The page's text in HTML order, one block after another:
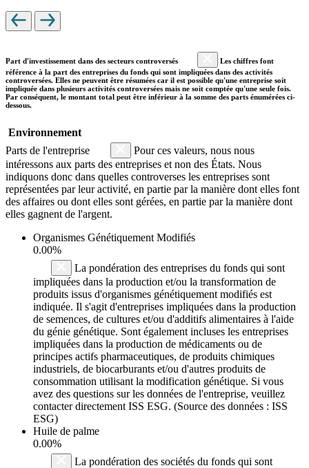
Part d'investissement dans des secteurs controversés
Les chiffres font
référence à la part des entreprises du fonds qui sont impliquées dans des activités
controversées. Elles ne peuvent être résumées car il est possible qu'une entreprise soit
impliquée dans plusieurs activités controversées mais ne soit comptée qu'une seule fois.
Par conséquent, le montant total peut être inférieur à la somme des parts énumérées ci-
dessous.
Environnement
Parts de l'entreprise
Pour ces valeurs, nous nous
intéressons aux parts des entreprises et non des États. Nous
indiquons donc dans quelles controverses les entreprises sont
représentées par leur activité, en partie par la manière dont elles font
des affaires ou dont elles sont gérées, en partie par la manière dont
elles gagnent de l'argent.
Organismes Génétiquement Modifiés
0.00%
La pondération des entreprises du fonds qui sont
impliquées dans la production et/ou la transformation de
produits issus d'organismes génétiquement modifiés est
indiquée. Il s'agit d'entreprises impliquées dans la production
de semences, de cultures et/ou d'additifs alimentaires à l'aide
du génie génétique. Sont également incluses les entreprises
impliquées dans la production de médicaments ou de
principes actifs pharmaceutiques, de produits chimiques
industriels, de biocarburants et/ou d'autres produits de
consommation utilisant la modification génétique. Si vous
avez des questions sur les données de l'entreprise, veuillez
contacter directement ISS ESG. (Source des données : ISS
ESG)
Huile de palme
0.00%
La pondération des sociétés du fonds qui sont